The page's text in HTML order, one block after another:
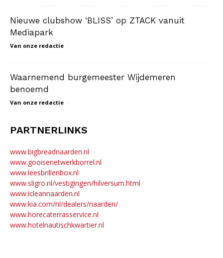
Nieuwe clubshow ‘BLISS’ op ZTACK vanuit
Mediapark
Van onze redactie -
Waarnemend burgemeester Wijdemeren
benoemd
Van onze redactie -
PARTNERLINKS
www.bigbreadnaarden.nl
www.gooisenetwerkborrel.nl
www.leesbrillenbox.nl
www.sligro.nl/vestigingen/hilversum.html
www.icleannaarden.nl
www.kia.com/nl/dealers/naarden/
www.horecaterrasservice.nl
www.hotelnautischkwartier.nl